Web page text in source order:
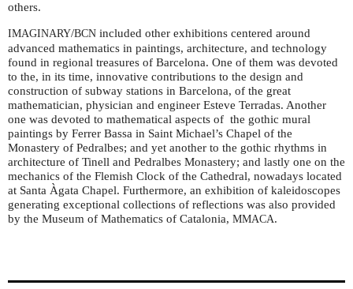
others.
IMAGINARY/BCN included other exhibitions centered around
advanced mathematics in paintings, architecture, and technology
found in regional treasures of Barcelona. One of them was devoted
to the, in its time, innovative contributions to the design and
construction of subway stations in Barcelona, of the great
mathematician, physician and engineer Esteve Terradas. Another
one was devoted to mathematical aspects of the gothic mural
paintings by Ferrer Bassa in Saint Michael’s Chapel of the
Monastery of Pedralbes; and yet another to the gothic rhythms in
architecture of Tinell and Pedralbes Monastery; and lastly one on the
mechanics of the Flemish Clock of the Cathedral, nowadays located
at Santa Àgata Chapel. Furthermore, an exhibition of kaleidoscopes
generating exceptional collections of reflections was also provided
by the Museum of Mathematics of Catalonia, MMACA.